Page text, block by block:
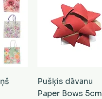
Pušķis dāvanu
Paper Bows 5cm